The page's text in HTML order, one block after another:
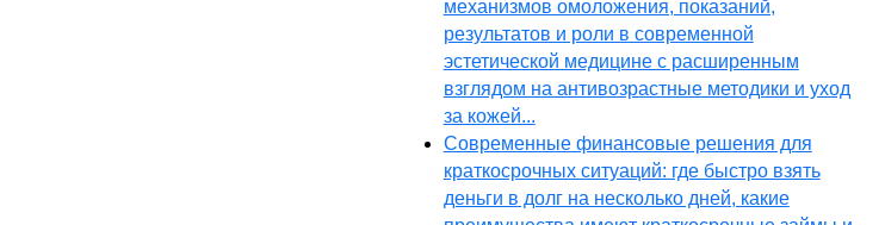
механизмов омоложения, показаний,
результатов и роли в современной
эстетической медицине с расширенным
взглядом на антивозрастные методики и уход
за кожей...
Современные финансовые решения для
краткосрочных ситуаций: где быстро взять
деньги в долг на несколько дней, какие